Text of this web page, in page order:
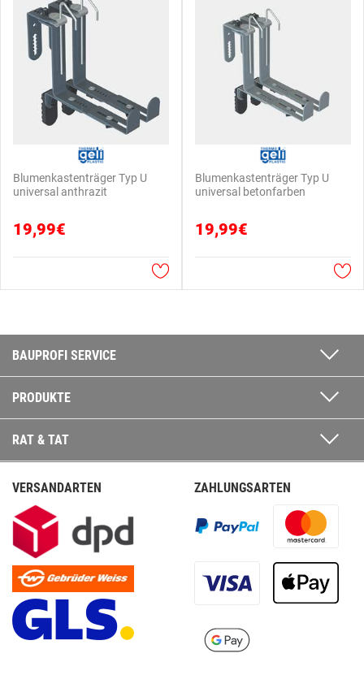
Blumenkastenträger Typ U
universal anthrazit
19,99€
Blumenkastenträger Typ U
universal betonfarben
19,99€
BAUPROFI SERVICE
PRODUKTE
RAT & TAT
VERSANDARTEN ZAHLUNGSARTEN